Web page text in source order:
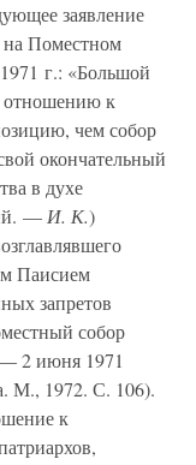
заявление
на Поместном
г.: «Большой
отношению к
чем собор
окончательный
в духе
— И. К.)
Паисием
запретов
собор
— 2 июня 1971
М., 1972. С. 106).
к